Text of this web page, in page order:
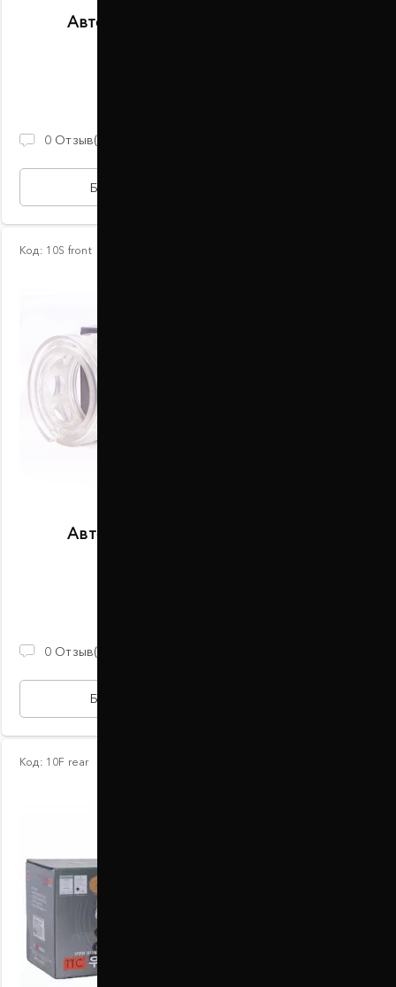
Автобаферы размер E передние
0 Отзыв(ов)
БЫСТРАЯ ПОКУПКА
Код: 10S front
Автобаферы размер S передние
0 Отзыв(ов)
БЫСТРАЯ ПОКУПКА
Код: 10F rear